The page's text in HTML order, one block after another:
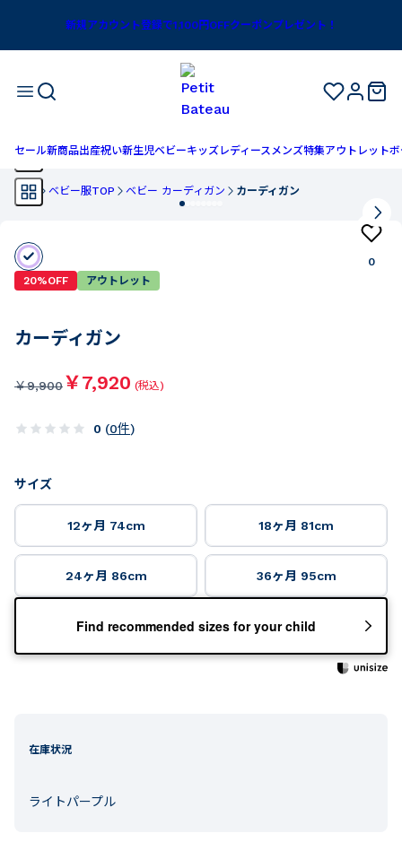
新規アカウント登録で1,100円OFFクーポンプレゼント！
セール新商品出産祝い新生児ベビーキッズ レディースメンズ特集アウトレットボ
TOP ベビー服TOP ベビー カーディガン カーディガン
0
20%OFF
アウトレット
カーディガン
￥9,900￥7,920 (税込)
0 (0件)
サイズ
12ヶ月 74cm 18ヶ月 81cm
24ヶ月 86cm 36ヶ月 95cm
Find recommended sizes for your child
在庫状況
ライトパープル